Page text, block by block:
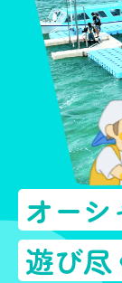
オー
遊び尽